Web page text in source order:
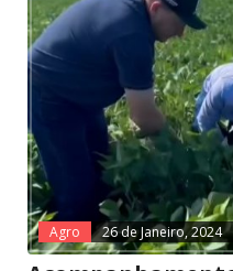
Agro 26 de Janeiro, 2024